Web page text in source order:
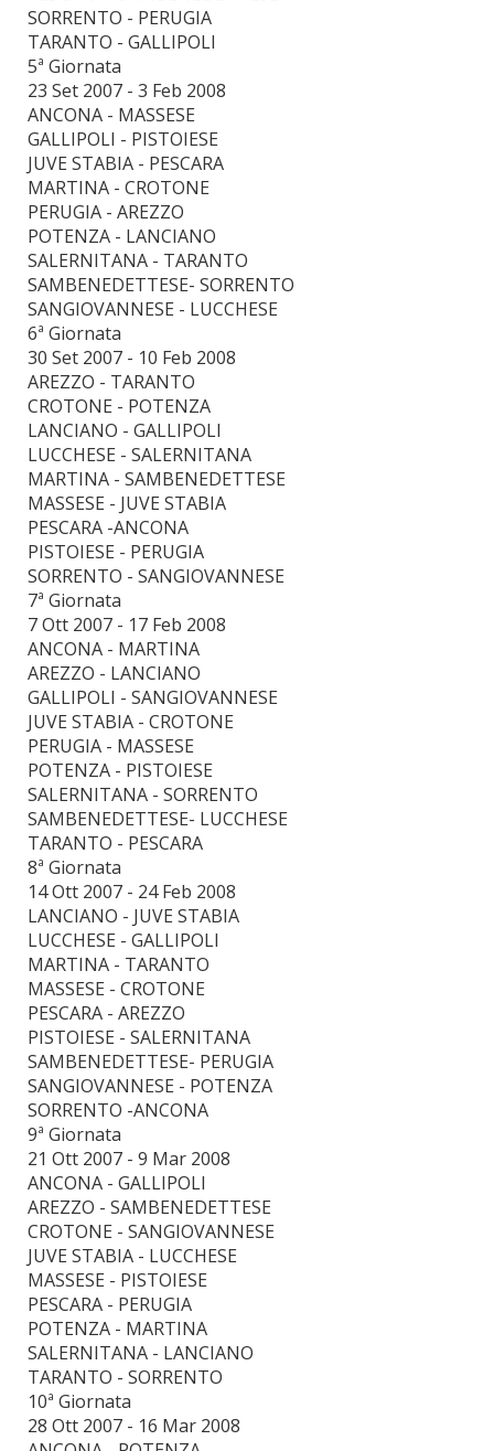
SORRENTO - PERUGIA
TARANTO - GALLIPOLI
5ª Giornata
23 Set 2007 - 3 Feb 2008
ANCONA - MASSESE
GALLIPOLI - PISTOIESE
JUVE STABIA - PESCARA
MARTINA - CROTONE
PERUGIA - AREZZO
POTENZA - LANCIANO
SALERNITANA - TARANTO
SAMBENEDETTESE- SORRENTO
SANGIOVANNESE - LUCCHESE
6ª Giornata
30 Set 2007 - 10 Feb 2008
AREZZO - TARANTO
CROTONE - POTENZA
LANCIANO - GALLIPOLI
LUCCHESE - SALERNITANA
MARTINA - SAMBENEDETTESE
MASSESE - JUVE STABIA
PESCARA -ANCONA
PISTOIESE - PERUGIA
SORRENTO - SANGIOVANNESE
7ª Giornata
7 Ott 2007 - 17 Feb 2008
ANCONA - MARTINA
AREZZO - LANCIANO
GALLIPOLI - SANGIOVANNESE
JUVE STABIA - CROTONE
PERUGIA - MASSESE
POTENZA - PISTOIESE
SALERNITANA - SORRENTO
SAMBENEDETTESE- LUCCHESE
TARANTO - PESCARA
8ª Giornata
14 Ott 2007 - 24 Feb 2008
LANCIANO - JUVE STABIA
LUCCHESE - GALLIPOLI
MARTINA - TARANTO
MASSESE - CROTONE
PESCARA - AREZZO
PISTOIESE - SALERNITANA
SAMBENEDETTESE- PERUGIA
SANGIOVANNESE - POTENZA
SORRENTO -ANCONA
9ª Giornata
21 Ott 2007 - 9 Mar 2008
ANCONA - GALLIPOLI
AREZZO - SAMBENEDETTESE
CROTONE - SANGIOVANNESE
JUVE STABIA - LUCCHESE
MASSESE - PISTOIESE
PESCARA - PERUGIA
POTENZA - MARTINA
SALERNITANA - LANCIANO
TARANTO - SORRENTO
10ª Giornata
28 Ott 2007 - 16 Mar 2008